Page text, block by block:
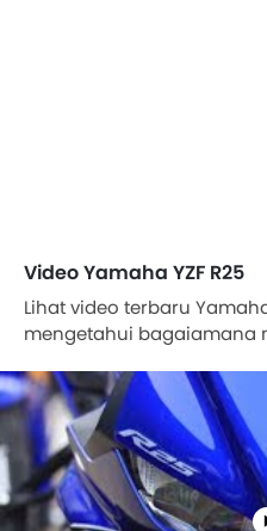
Video Yamaha YZF R25
Lihat video terbaru
mengetahui bagaiamana